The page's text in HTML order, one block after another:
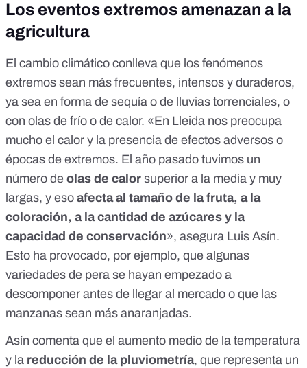
Los eventos extremos amenazan a la
agricultura
El cambio climático conlleva que los fenómenos
extremos sean más frecuentes, intensos y duraderos,
ya sea en forma de sequía o de lluvias torrenciales, o
con olas de frío o de calor. «En Lleida nos preocupa
mucho el calor y la presencia de efectos adversos o
épocas de extremos. El año pasado tuvimos un
número de olas de calor superior a la media y muy
largas, y eso afecta al tamaño de la fruta, a la
coloración, a la cantidad de azúcares y la
capacidad de conservación», asegura Luis Asín.
Esto ha provocado, por ejemplo, que algunas
variedades de pera se hayan empezado a
descomponer antes de llegar al mercado o que las
manzanas sean más anaranjadas.
Asín comenta que el aumento medio de la temperatura
y la reducción de la pluviometría, que representa un